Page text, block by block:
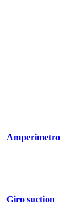
Amperimetro
Giro suction